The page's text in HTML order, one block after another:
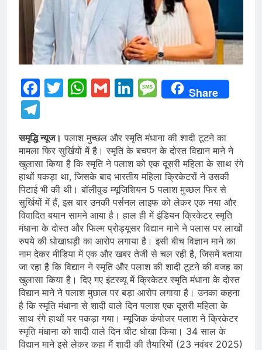
Facebook
Twitter
WhatsApp
GmailLinkedIn
Message
Share
समृद्धि न्यूज। पलाश मुच्छल और स्मृति मंधाना की शादी टूटने का
मामला फिर सुर्खियों में है। स्मृति के बचपन के दोस्त विद्यान माने ने
खुलासा किया है कि स्मृति ने पलाश को एक दूसरी महिला के साथ रंगे
हाथों पकड़ा था, जिसके बाद भारतीय महिला क्रिकेटरों ने उसकी
पिटाई भी की थी। बॉलीवुड म्यूजिशियन 5 पलाश मुच्छल फिर से
सुर्खियों में हैं, इस बार उनकी पर्सनल लाइफ को लेकर एक नया और
विवादित बयान सामने आया है। हाल ही में इंडियन क्रिकेटर स्मृति
मंधाना के दोस्त और फिल्म प्रोड्यूसर विद्यान माने ने पलास पर लाखों
रुपये की धोखाधड़ी का आरोप लगाया है। इसी बीच विज्ञान माने का
नाम देकर मीडिया में एक और खबर तेजी से चल रही है, जिसमें बताया
जा रहा है कि विद्यान ने स्मृति और पलाश की शादी टूटने की वजह का
खुलासा किया है। दिए गए इंटरव्यू में क्रिकेटर स्मृति मंधाना के दोस्त
विद्यान माने ने पलाश मुछाल पर बड़ा आरोप लगाया है। उनका कहना
है कि स्मृति मंधाना से शादी वाले दिन पलाश एक दूसरी महिला के
साथ रंगे हाथों पर पकड़ा गया। म्यूजिक कंपोजर पलाश ने क्रिकेटर
स्मृति मंधाना को शादी वाले दिन चीट धोखा किया। 34 साल के
विद्यान माने इसे लेकर कहा मैं शादी की तैयारियों (23 नवंबर 2025)